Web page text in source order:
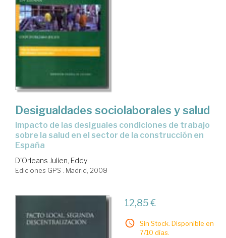
Desigualdades sociolaborales y salud
impacto de las desiguales condiciones de trabajo
sobre la salud en el sector de la construcción en
España
D'Orleans Julien, Eddy
Ediciones GPS . Madrid, 2008
12,85 €
Sin Stock. Disponible en
7/10 días.